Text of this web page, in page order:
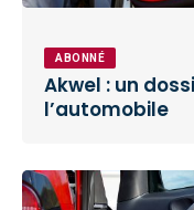
ABONNÉ
Akwel : un
l’automobile